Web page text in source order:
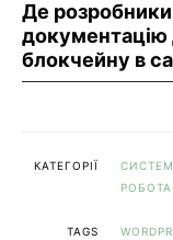
Де
документацію
блокчейну в
КАТЕГОРІЇ
РОБОТА
TAGS